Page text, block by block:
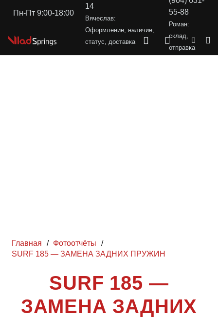
Пн-Пт 9:00-18:00
14
Вячеслав:
Оформление, наличие,
статус, доставка
55-88
Роман:
склад,
отправка
Главная / Фотоотчёты
/
SURF 185 — ЗАМЕНА ЗАДНИХ ПРУЖИН
SURF 185 —
ЗАМЕНА ЗАДНИХ